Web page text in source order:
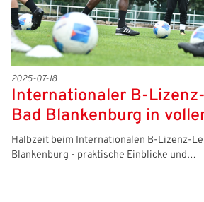
2025-07-18
Internationaler B-
Bad Blankenburg in
Halbzeit beim Internationalen B-Lizenz-
Blankenburg - praktische Einblicke und…